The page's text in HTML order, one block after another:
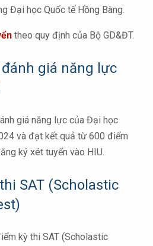
Đại học Quốc tế Hồng Bàng.
theo quy định của Bộ GD&ĐT.
giá năng lực
giá năng lực của Đại học
và đạt kết quả từ 600 điểm
ký xét tuyển vào HIU.
SAT (Scholastic
kỳ thi SAT (Scholastic